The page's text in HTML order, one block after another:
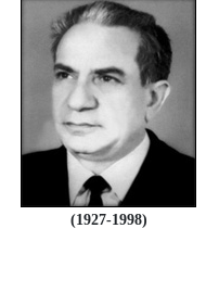
(1927-1998)